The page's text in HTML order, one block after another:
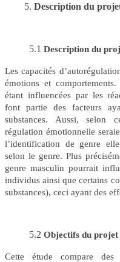
Description du
5.1 Description du
Les capacités
émotions et comportements.
étant influencées par les
font partie des facteurs
substances. Aussi, selon
régulation émotionnelle
l’identification de genre
selon le genre. Plus
genre masculin pourrait
individus ainsi que certains
substances), ceci ayant des
5.2 Objectifs du projet
Cette étude compare